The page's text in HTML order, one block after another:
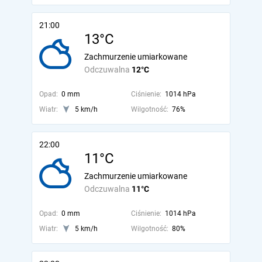
21:00
13°C
Odczuwalna 12°C
Zachmurzenie umiarkowane
Opad: 0 mm Ciśnienie: 1014 hPa
Wiatr:
5 km/h Wilgotność: 76%
22:00
11°C
Odczuwalna 11°C
Zachmurzenie umiarkowane
Opad: 0 mm Ciśnienie: 1014 hPa
Wiatr:
5 km/h Wilgotność: 80%